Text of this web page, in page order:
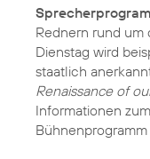
Rednern rund um
Dienstag wird
staatlich
Renaissance of
Informationen